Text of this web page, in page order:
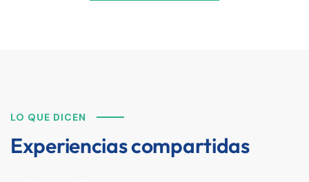
LO QUE DICEN
Experiencias compartidas